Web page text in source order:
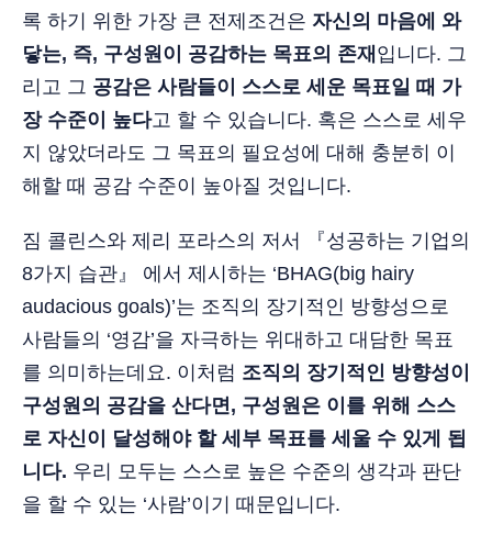
록 하기 위한 가장 큰 전제조건은 자신의 마음에 와
닿는, 즉, 구성원이 공감하는 목표의 존재 입니다. 그
리고 그 공감은 사람들이 스스로 세운 목표일 때 가
장 수준이 높다고 할 수 있습니다. 혹은 스스로 세우
지 않았더라도 그 목표의 필요성에 대해 충분히 이
해할 때 공감 수준이 높아질 것입니다.
짐 콜린스와 제리 포라스의 저서 『성공하는 기업의
8가지 습관』 에서 제시하는 ‘BHAG(big hairy
audacious goals)’는 조직의 장기적인 방향성으로
사람들의 ‘영감’을 자극하는 위대하고 대담한 목표
를 의미하는데요. 이처럼 조직의 장기적인 방향성이
구성원의 공감을 산다면, 구성원은 이를 위해 스스
로 자신이 달성해야 할 세부 목표를 세울 수 있게 됩
니다. 우리 모두는 스스로 높은 수준의 생각과 판단
을 할 수 있는 ‘사람’이기 때문입니다.